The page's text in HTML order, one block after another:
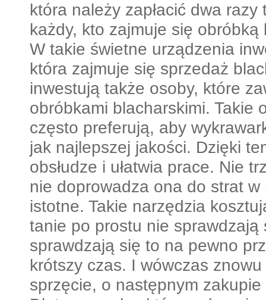
która należy zapłacić dwa
każdy, kto zajmuje się obróbką
W takie świetne urządzenia
która zajmuje się sprzedaż
inwestują także osoby, które
obróbkami blacharskimi. Takie
często preferują, aby
jak najlepszej jakości. Dzięki
obsłudze i ułatwia prace. Nie
nie doprowadza ona do strat
istotne. Takie narzędzia
tanie po prostu nie sprawdzają
sprawdzają się to na pewno
krótszy czas. I wówczas
sprzęcie, o następnym